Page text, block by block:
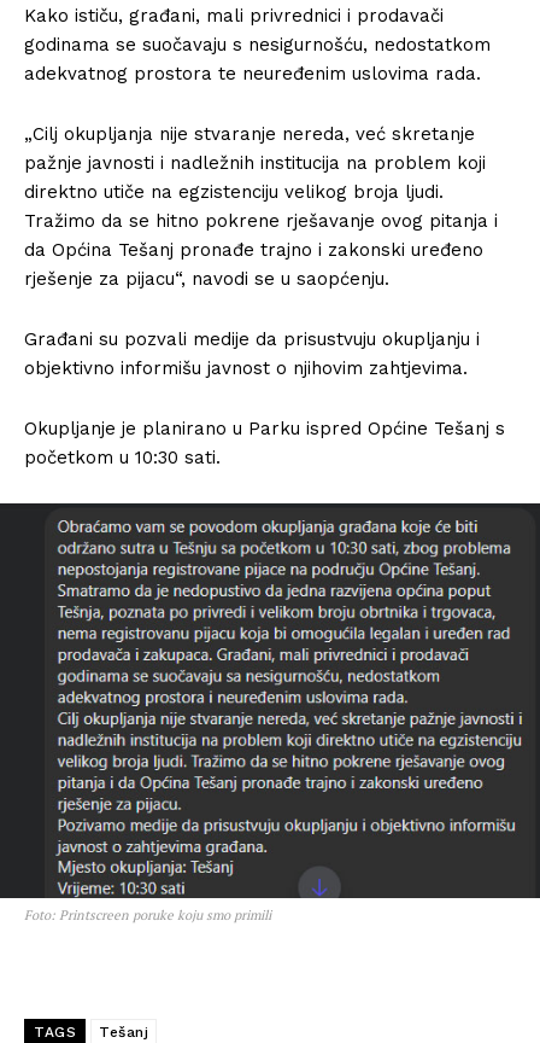
Kako ističu, građani, mali privrednici i prodavači
godinama se suočavaju s nesigurnošću, nedostatkom
adekvatnog prostora te neuređenim uslovima rada.
„Cilj okupljanja nije stvaranje nereda, već skretanje
pažnje javnosti i nadležnih institucija na problem koji
direktno utiče na egzistenciju velikog broja ljudi.
Tražimo da se hitno pokrene rješavanje ovog pitanja i
da Općina Tešanj pronađe trajno i zakonski uređeno
rješenje za pijacu“, navodi se u saopćenju.
Građani su pozvali medije da prisustvuju okupljanju i
objektivno informišu javnost o njihovim zahtjevima.
Okupljanje je planirano u Parku ispred Općine Tešanj s
početkom u 10:30 sati.
Foto: Printscreen poruke koju smo primili
TAGS Tešanj